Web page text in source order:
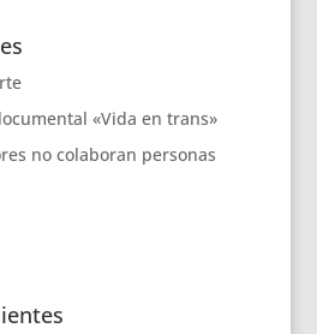
«Vida en trans»
no colaboran personas